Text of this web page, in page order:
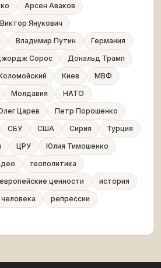
Арсен Аваков
Виктор Янукович
Владимир Путин
Германия
Сорос
Дональд Трамп
Киев
МВФ
Молдавия
НАТО
Царев
Петр Порошенко
СБУ США Сирия
Турция
ЦРУ
Юлия Тимошенко
геополитика
европейские ценности
история
репрессии